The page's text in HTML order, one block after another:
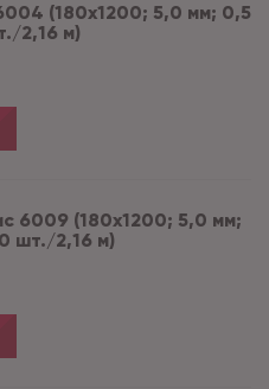
(180x1200; 5,0 мм; 0,5
2,16 м)
6009 (180x1200; 5,0 мм;
шт./2,16 м)